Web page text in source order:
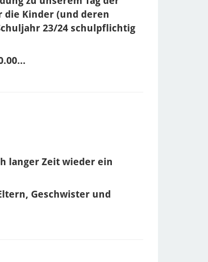
die Kinder (und deren
23/24 schulpflichtig
langer Zeit wieder ein
Geschwister und